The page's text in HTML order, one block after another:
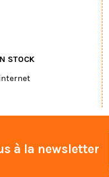
STOCK
à la newsletter